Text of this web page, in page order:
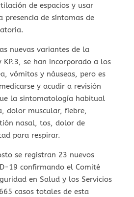
de espacios y usar
presencia de síntomas de
nuevas variantes de la
KP.3, se han incorporado a los
vómitos y náuseas, pero es
y acudir a revisión
la sintomatología habitual
dolor muscular, fiebre,
nasal, tos, dolor de
para respirar.
se registran 23 nuevos
19 confirmando el Comité
en Salud y los Servicios
casos totales de esta